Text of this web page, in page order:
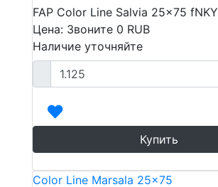
FAP Color Line Salvia 25x75 fNKY
Цена: Звоните 0 RUB
Наличие уточняйте
Купить
Color Line Marsala 25x75